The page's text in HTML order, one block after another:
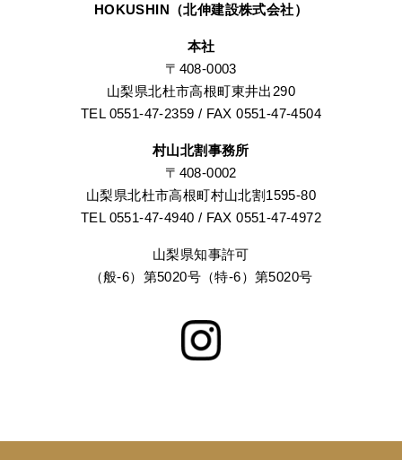
HOKUSHIN（北伸建設株式会社）
本社
〒408-0003
山梨県北杜市高根町東井出290
TEL 0551-47-2359 / FAX 0551-47-4504
村山北割事務所
〒408-0002
山梨県北杜市高根町村山北割1595-80
TEL 0551-47-4940 / FAX 0551-47-4972
山梨県知事許可
（般-6）第5020号（特-6）第5020号